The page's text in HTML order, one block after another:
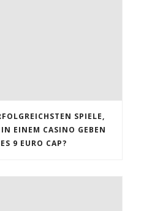
SPIELE,
EINEM CASINO GEBEN
9 EURO CAP?